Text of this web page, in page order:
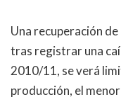
Una recuperación
tras registrar una
2010/11, se verá
producción, el